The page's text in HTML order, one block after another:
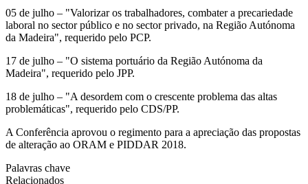
05 de julho – "Valorizar os trabalhadores, combater a precariedade
laboral no sector público e no sector privado, na Região Autónoma
da Madeira", requerido pelo PCP.
17 de julho – "O sistema portuário da Região Autónoma da
Madeira", requerido pelo JPP.
18 de julho – "A desordem com o crescente problema das altas
problemáticas", requerido pelo CDS/PP.
A Conferência aprovou o regimento para a apreciação das propostas
de alteração ao ORAM e PIDDAR 2018.
Palavras chave
Relacionados